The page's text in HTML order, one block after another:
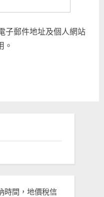
子郵件地址及個人網站
。
時間，地價稅信